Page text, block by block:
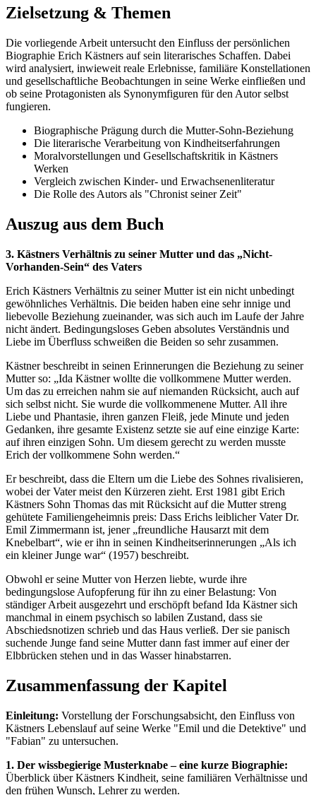
Zielsetzung & Themen
Die vorliegende Arbeit untersucht den Einfluss der persönlichen
Biographie Erich Kästners auf sein literarisches Schaffen. Dabei
wird analysiert, inwieweit reale Erlebnisse, familiäre Konstellationen
und gesellschaftliche Beobachtungen in seine Werke einfließen und
ob seine Protagonisten als Synonymfiguren für den Autor selbst
fungieren.
Biographische Prägung durch die Mutter-Sohn-Beziehung
Die literarische Verarbeitung von Kindheitserfahrungen
Moralvorstellungen und Gesellschaftskritik in Kästners
Werken
Vergleich zwischen Kinder- und Erwachsenenliteratur
Die Rolle des Autors als "Chronist seiner Zeit"
Auszug aus dem Buch
3. Kästners Verhältnis zu seiner Mutter und das „Nicht-
Vorhanden-Sein“ des Vaters
Erich Kästners Verhältnis zu seiner Mutter ist ein nicht unbedingt
gewöhnliches Verhältnis. Die beiden haben eine sehr innige und
liebevolle Beziehung zueinander, was sich auch im Laufe der Jahre
nicht ändert. Bedingungsloses Geben absolutes Verständnis und
Liebe im Überfluss schweißen die Beiden so sehr zusammen.
Kästner beschreibt in seinen Erinnerungen die Beziehung zu seiner
Mutter so: „Ida Kästner wollte die vollkommene Mutter werden.
Um das zu erreichen nahm sie auf niemanden Rücksicht, auch auf
sich selbst nicht. Sie wurde die vollkommenene Mutter. All ihre
Liebe und Phantasie, ihren ganzen Fleiß, jede Minute und jeden
Gedanken, ihre gesamte Existenz setzte sie auf eine einzige Karte:
auf ihren einzigen Sohn. Um diesem gerecht zu werden musste
Erich der vollkommene Sohn werden.“
Er beschreibt, dass die Eltern um die Liebe des Sohnes rivalisieren,
wobei der Vater meist den Kürzeren zieht. Erst 1981 gibt Erich
Kästners Sohn Thomas das mit Rücksicht auf die Mutter streng
gehütete Familiengeheimnis preis: Dass Erichs leiblicher Vater Dr.
Emil Zimmermann ist, jener „freundliche Hausarzt mit dem
Knebelbart“, wie er ihn in seinen Kindheitserinnerungen „Als ich
ein kleiner Junge war“ (1957) beschreibt.
Obwohl er seine Mutter von Herzen liebte, wurde ihre
bedingungslose Aufopferung für ihn zu einer Belastung: Von
ständiger Arbeit ausgezehrt und erschöpft befand Ida Kästner sich
manchmal in einem psychisch so labilen Zustand, dass sie
Abschiedsnotizen schrieb und das Haus verließ. Der sie panisch
suchende Junge fand seine Mutter dann fast immer auf einer der
Elbbrücken stehen und in das Wasser hinabstarren.
Zusammenfassung der Kapitel
Einleitung: Vorstellung der Forschungsabsicht, den Einfluss von
Kästners Lebenslauf auf seine Werke "Emil und die Detektive" und
"Fabian" zu untersuchen.
1. Der wissbegierige Musterknabe – eine kurze Biographie:
Überblick über Kästners Kindheit, seine familiären Verhältnisse und
den frühen Wunsch, Lehrer zu werden.